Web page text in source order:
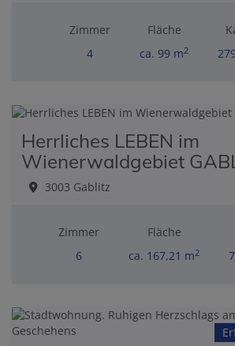
Zimmer
4
Fläche
ca. 99 m2
Herrliches LEBEN im
Wienerwaldgebiet
3003 Gablitz
Zimmer
6
Fläche
ca. 167,21 m2